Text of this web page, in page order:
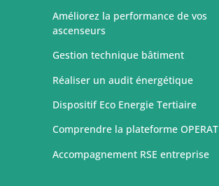
Améliorez la performance de vos
ascenseurs
Gestion technique bâtiment
Réaliser un audit énergétique
Dispositif Eco Energie Tertiaire
Comprendre la plateforme OPERAT
Accompagnement RSE entreprise